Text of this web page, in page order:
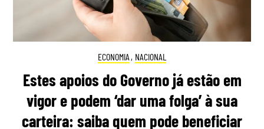
ECONOMIA , NACIONAL
Estes apoios do Governo já estão em
vigor e podem ‘dar uma folga’ à sua
carteira: saiba quem pode beneficiar